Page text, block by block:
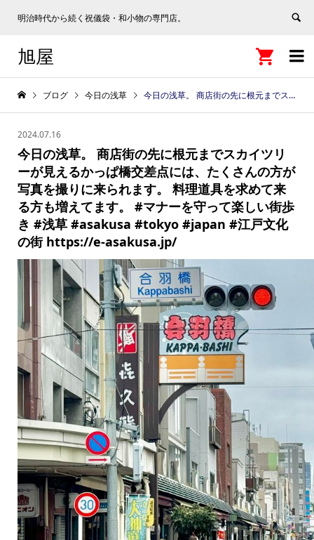
明治時代から続く祝儀袋・和小物の専門店。

旭屋 
ブログ 今日の浅草 今日の浅草。 商店街の先に根元までスカイツリーが見えるかっぱ橋交差点には、たくさんの方が写真を撮りに来られます。 料理道具を求めて来る方も増えてます。 #マナーを守って楽しい街歩き #浅草 #asakusa #tokyo #japan #江戸文化の街 https://e-asakusa.jp/
2024.07.16
今日の浅草。 商店街の先に根元までスカイツリ
ーが見えるかっぱ橋交差点には、たくさんの方が
写真を撮りに来られます。 料理道具を求めて来
る方も増えてます。 #マナーを守って楽しい街歩
き #浅草 #asakusa #tokyo #japan #江戸文化
の街 https://e-asakusa.jp/